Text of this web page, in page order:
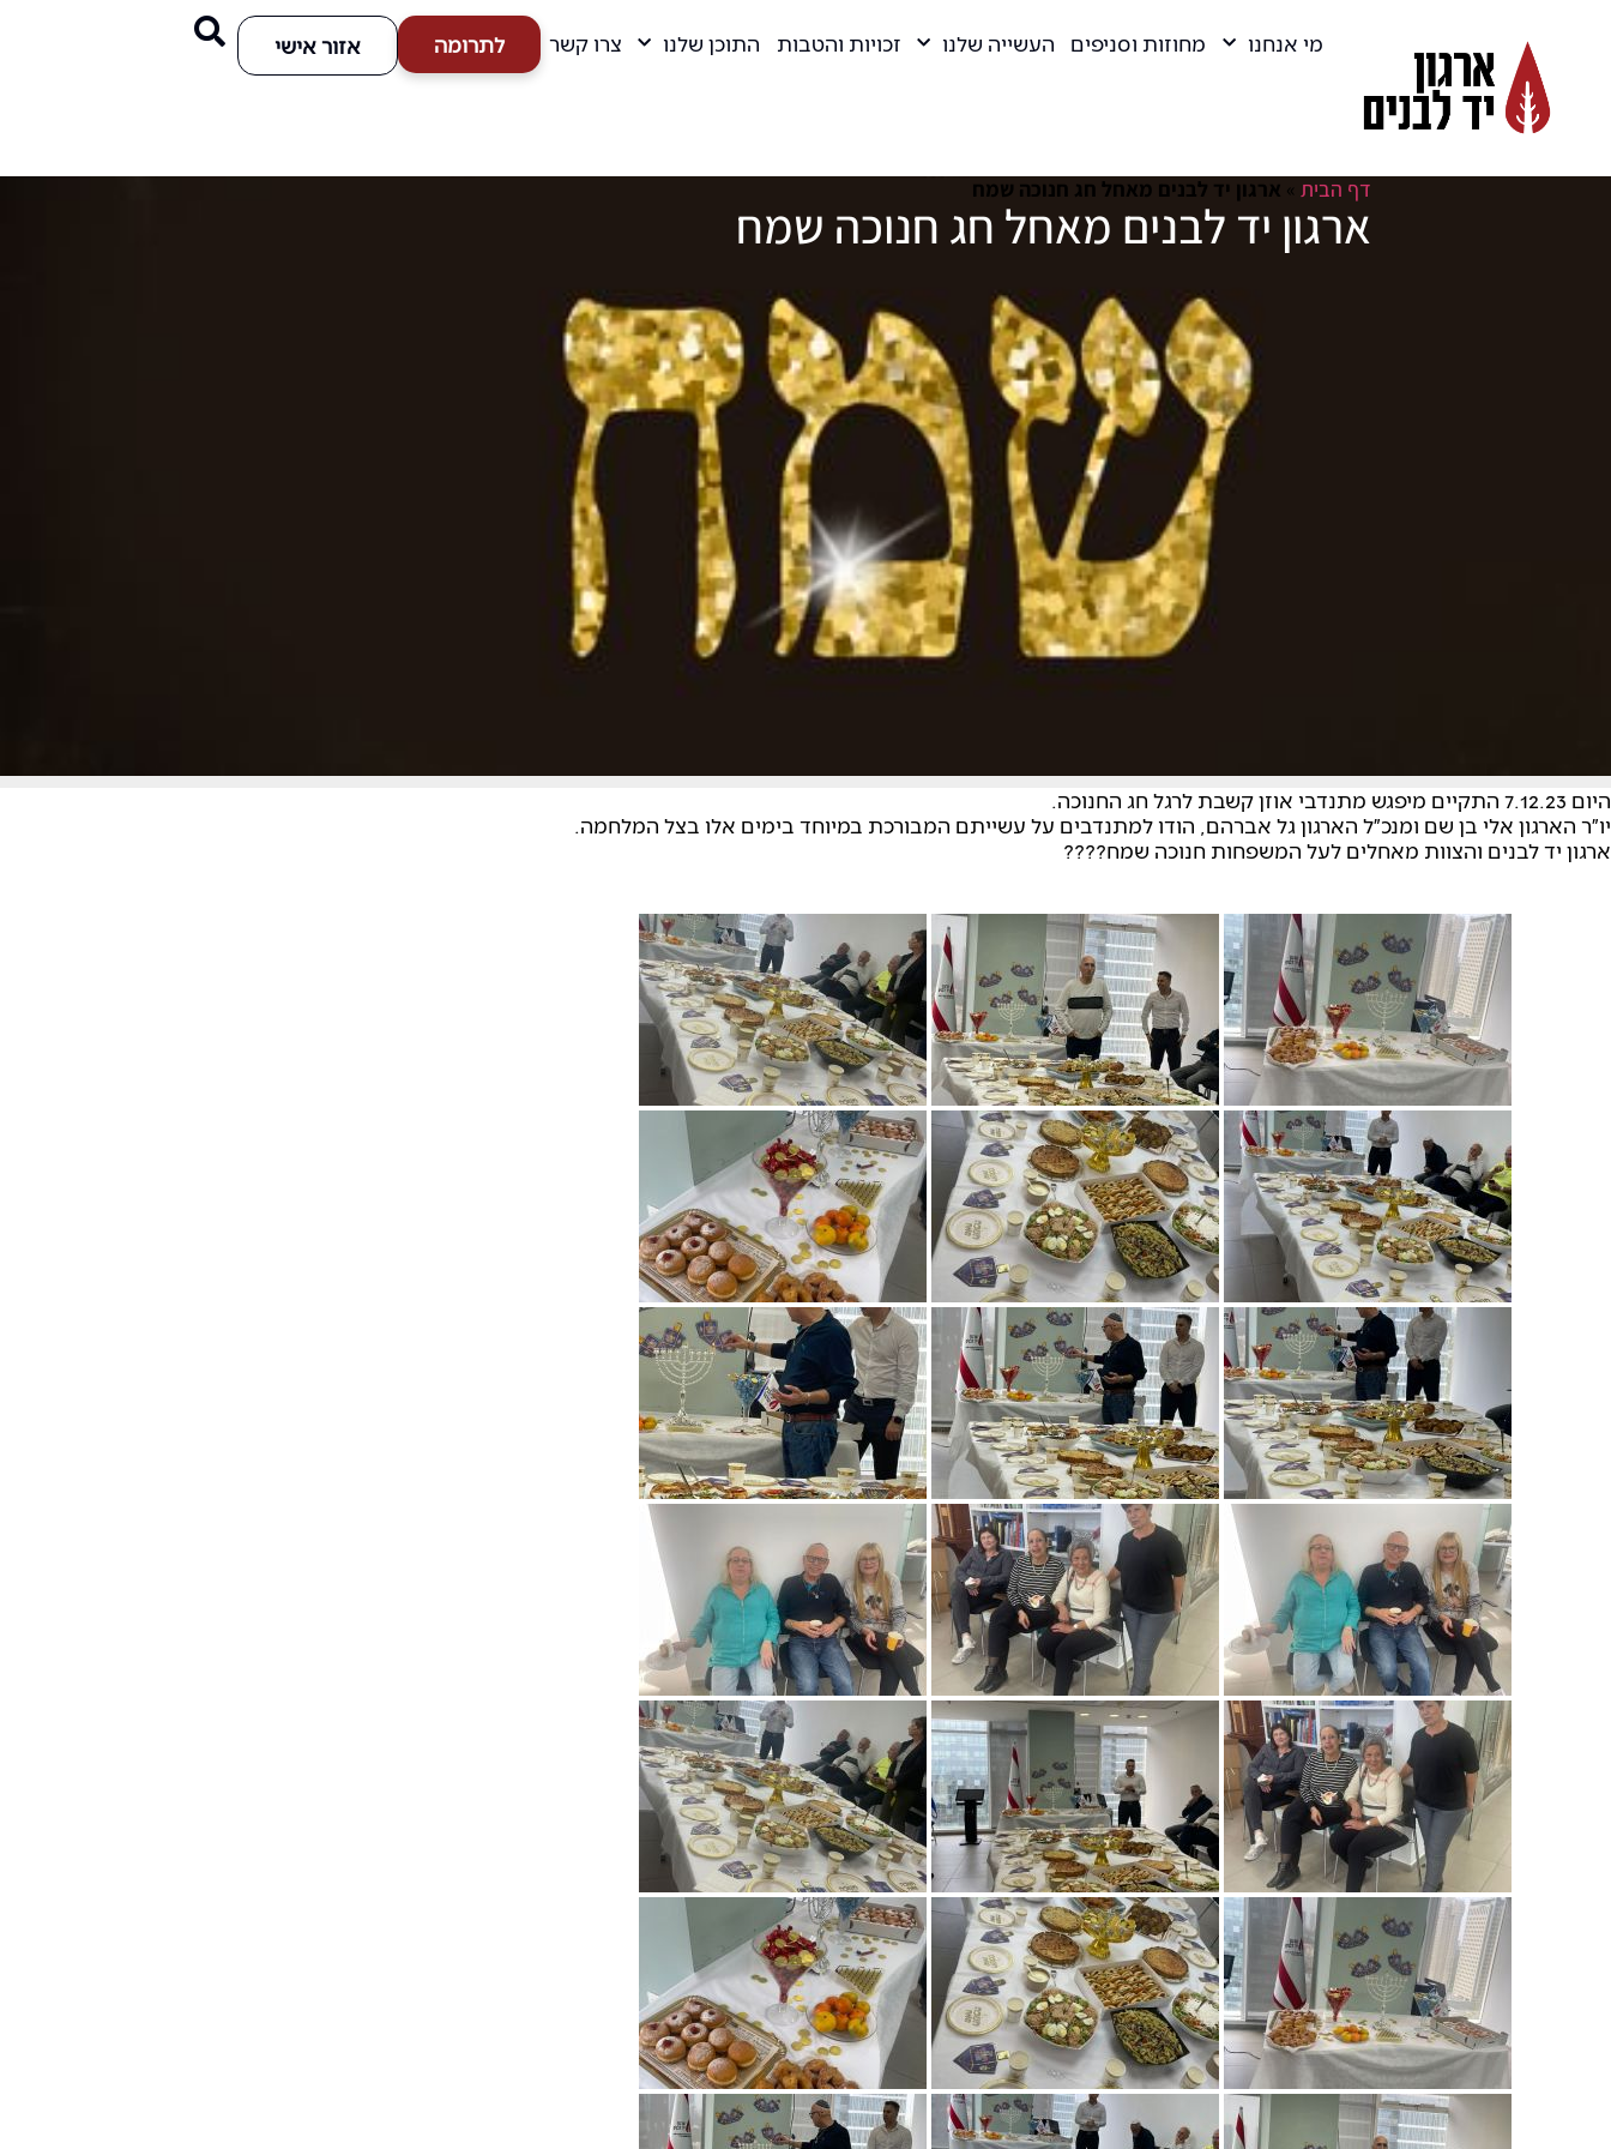
מי אנחנו מחוזות וסניפים העשייה שלנו זכויות והטבות התוכן שלנו צרו קשר לתרומה אזור אישי
דף הבית » ארגון יד לבנים מאחל חג חנוכה שמח
ארגון יד לבנים מאחל חג חנוכה שמח
היום 7.12.23 התקיים מיפגש מתנדבי אוזן קשבת לרגל חג החנוכה.
יו״ר הארגון אלי בן שם ומנכ״ל הארגון גל אברהם, הודו למתנדבים על עשייתם המבורכת במיוחד בימים אלו בצל המלחמה.
ארגון יד לבנים והצוות מאחלים לעל המשפחות חנוכה שמח????